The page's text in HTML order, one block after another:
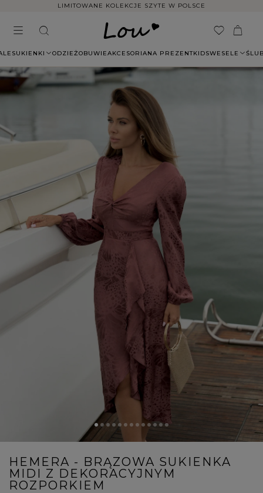
LIMITOWANE KOLEKCJE SZYTE W POLSCE
SUKIENKI ODZIEŻOBUWIEAKCESORIANA PREZENTKIDSWESELE
HEMERA - BRĄZOWA SUKIENKA
MIDI Z DEKORACYJNYM
ROZPORKIEM